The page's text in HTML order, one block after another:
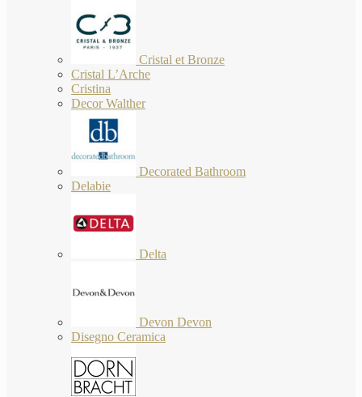
Cristal et Bronze
Cristal L’Arche
Cristina
Decor Walther
Decorated Bathroom
Delabie
Delta
Devon Devon
Disegno Ceramica